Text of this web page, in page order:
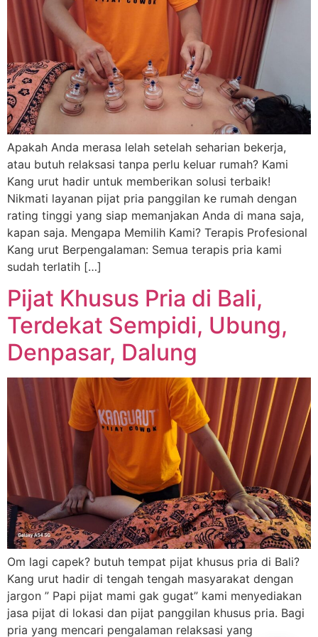
Apakah Anda merasa lelah setelah seharian bekerja,
atau butuh relaksasi tanpa perlu keluar rumah? Kami
Kang urut hadir untuk memberikan solusi terbaik!
Nikmati layanan pijat pria panggilan ke rumah dengan
rating tinggi yang siap memanjakan Anda di mana saja,
kapan saja. Mengapa Memilih Kami? Terapis Profesional
Kang urut Berpengalaman: Semua terapis pria kami
sudah terlatih […]
Pijat Khusus Pria di Bali,
Terdekat Sempidi, Ubung,
Denpasar, Dalung
Om lagi capek? butuh tempat pijat khusus pria di Bali?
Kang urut hadir di tengah tengah masyarakat dengan
jargon ” Papi pijat mami gak gugat” kami menyediakan
jasa pijat di lokasi dan pijat panggilan khusus pria. Bagi
pria yang mencari pengalaman relaksasi yang